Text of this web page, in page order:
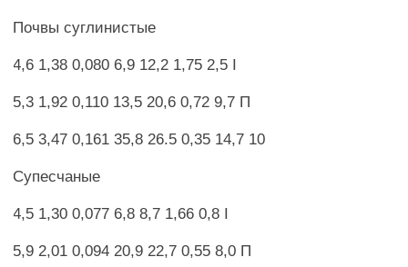
Почвы суглинистые
4,6 1,38 0,080 6,9 12,2 1,75 2,5 I
5,3 1,92 0,110 13,5 20,6 0,72 9,7 П
6,5 3,47 0,161 35,8 26.5 0,35 14,7 10
Супесчаные
4,5 1,30 0,077 6,8 8,7 1,66 0,8 I
5,9 2,01 0,094 20,9 22,7 0,55 8,0 П